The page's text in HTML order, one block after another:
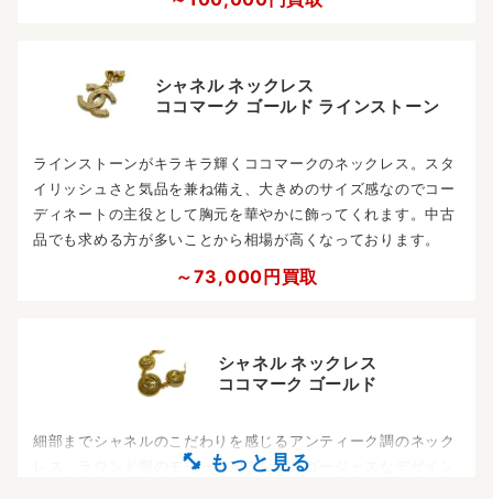
シャネル ネックレス
ココマーク ゴールド ラインストーン
ラインストーンがキラキラ輝くココマークのネックレス。スタ
イリッシュさと気品を兼ね備え、大きめのサイズ感なのでコー
ディネートの主役として胸元を華やかに飾ってくれます。中古
品でも求める方が多いことから相場が高くなっております。
～73,000円買取
シャネル ネックレス
ココマーク ゴールド
細部までシャネルのこだわりを感じるアンティーク調のネック
レス。ラウンド型のモチーフが連なったゴージャスなデザイン